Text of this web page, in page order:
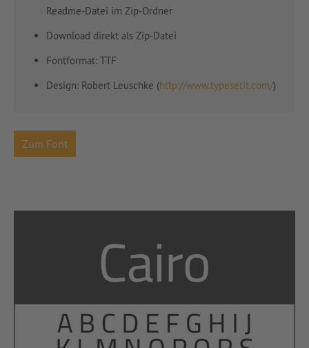
Readme-Datei im Zip-Ordner
Download direkt als Zip-Datei
Fontformat: TTF
Design: Robert Leuschke (http://www.typesetit.com/)
Zum Font